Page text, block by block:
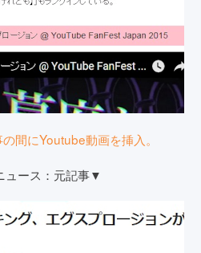
間にYoutube動画を挿入。
ース：元記事▼